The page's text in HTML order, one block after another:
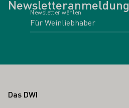
Newsletteranmeldung
Newsletter wählen
Fußbereich
Das DWI